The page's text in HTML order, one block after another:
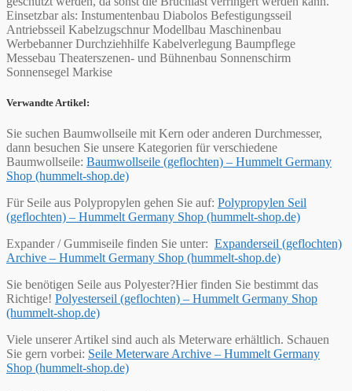
Einsetzbar als: Instumentenbau Diabolos Befestigungsseil
Antriebsseil Kabelzugschnur Modellbau Maschinenbau
Werbebanner Durchziehhilfe Kabelverlegung Baumpflege
Messebau Theaterszenen- und Bühnenbau Sonnenschirm
Sonnensegel Markise
Verwandte Artikel:
Sie suchen Baumwollseile mit Kern oder anderen Durchmesser,
dann besuchen Sie unsere Kategorien für verschiedene
Baumwollseile: Baumwollseile (geflochten) – Hummelt Germany
Shop (hummelt-shop.de)
Für Seile aus Polypropylen gehen Sie auf: Polypropylen Seil
(geflochten) – Hummelt Germany Shop (hummelt-shop.de)
Expander / Gummiseile finden Sie unter: Expanderseil (geflochten)
Archive – Hummelt Germany Shop (hummelt-shop.de)
Sie benötigen Seile aus Polyester?Hier finden Sie bestimmt das
Richtige! Polyesterseil (geflochten) – Hummelt Germany Shop
(hummelt-shop.de)
Viele unserer Artikel sind auch als Meterware erhältlich. Schauen
Sie gern vorbei: Seile Meterware Archive – Hummelt Germany
Shop (hummelt-shop.de)